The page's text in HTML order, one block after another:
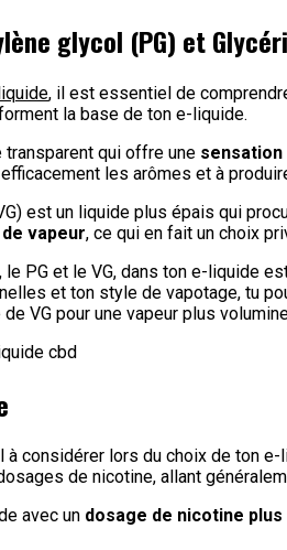
glycol (PG) et
, il est essentiel de
la base de ton e-liquide.
qui offre une
les arômes et à
est un liquide plus épais qui
vapeur, ce qui en fait un choix
PG et le VG, dans ton e-liquide
et ton style de vapotage, tu
VG pour une vapeur plus
à considérer lors du choix de ton e-
de nicotine, allant
avec un dosage de nicotine